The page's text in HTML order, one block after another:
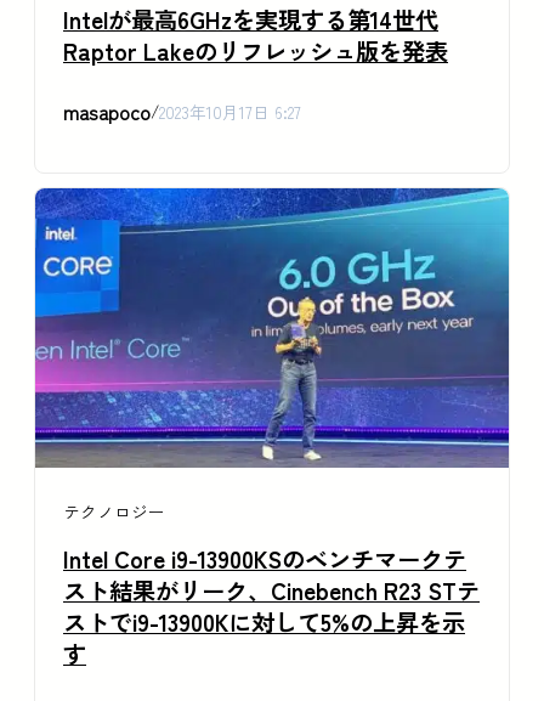
Intelが最高6GHzを実現する第14世代
Raptor Lakeのリフレッシュ版を発表
masapoco/2023年10月17日 6:27
テクノロジー
Intel Core i9-13900KSのベンチマークテ
スト結果がリーク、Cinebench R23 STテ
ストでi9-13900Kに対して5%の上昇を示
す